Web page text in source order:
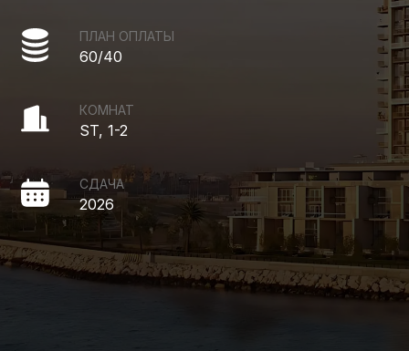
ПЛАН ОПЛАТЫ
60/40
КОМНАТ
ST, 1-2
СДАЧА
2026